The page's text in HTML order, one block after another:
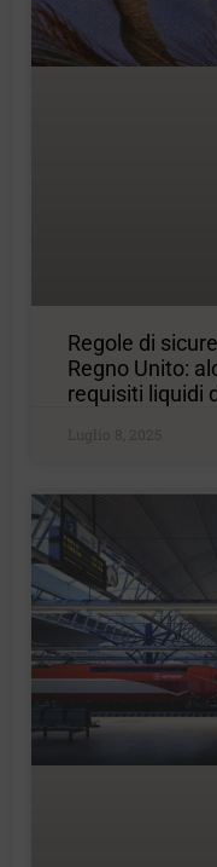
Regole di
Regno Unito:
requisiti liquidi
Luglio 8, 2025